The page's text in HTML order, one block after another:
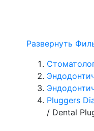
Развернуть
Pluggers
/ Dental